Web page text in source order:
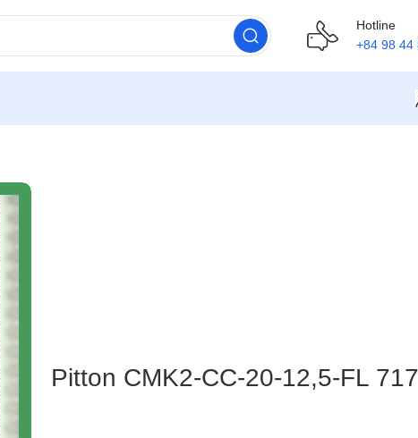
Hotline
+84 98 44
Pitton CMK2-CC-20-12,5-FL